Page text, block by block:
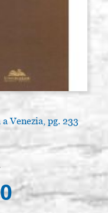
Venezia, pg. 233